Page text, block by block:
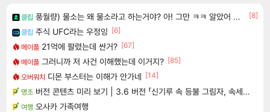
클립 풍월량) 물소는 왜 물소라고 하는거야? 아! 그만 ㅋㅋ 알았어 ㅋㅋ
[8]
클립 주식 UFC라는 우정잉 [6]
메이플 21억에 팔렸는데 싼거? [67]
메이플 그러니까 저 사건 이해했는데 이거지? [85]
오버워치 디몬 부스터는 이해가 안가네 [14]
명조 버전 콘텐츠 미리 보기 | 3.6 버전 「신기루 속 등불 그림자, 속세에 깃든 검의 결심」이 8월 20일에 업데이트됩니다!
여행 오사카 가족여행